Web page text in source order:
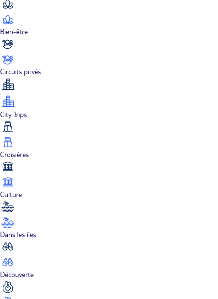
Bien-être
Circuits privés
City Trips
Croisières
Culture
Dans les îles
Découverte